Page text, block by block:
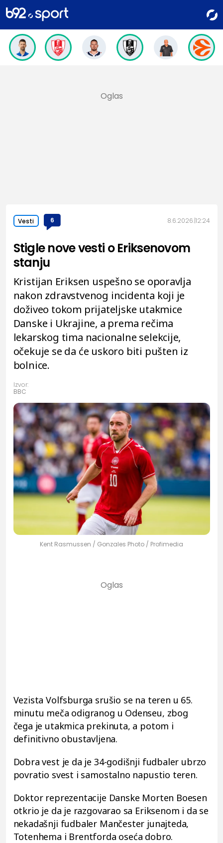
Vesti 6 8.6.2026. 12:24
Stigle nove vesti o Eriksenovom
stanju
Kristijan Eriksen uspešno se oporavlja
nakon zdravstvenog incidenta koji je
doživeo tokom prijateljske utakmice
Danske i Ukrajine, a prema rečima
lekarskog tima nacionalne selekcije,
očekuje se da će uskoro biti pušten iz
bolnice.
Izvor:
BBC
Kent Rasmussen / Gonzales Photo / Profimedia
Vezista Volfsburga srušio se na teren u 65.
minutu meča odigranog u Odenseu, zbog
čega je utakmica prekinuta, a potom i
definitivno obustavljena.
Dobra vest je da je 34-godišnji fudbaler ubrzo
povratio svest i samostalno napustio teren.
Doktor reprezentacije Danske Morten Boesen
otkrio je da je razgovarao sa Eriksenom i da se
nekadašnji fudbaler Mančester junajteda,
Totenhema i Brentforda oseća dobro.